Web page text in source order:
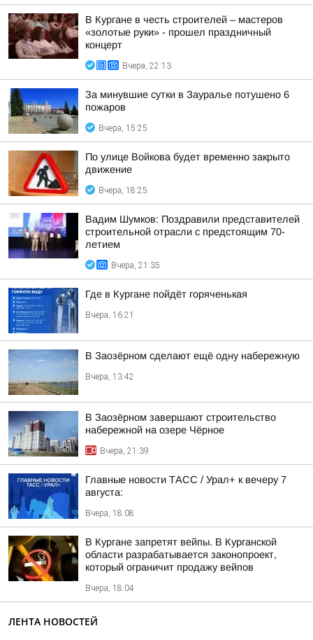
В Кургане в честь строителей – мастеров
«золотые руки» - прошел праздничный
концерт
Вчера, 22:13
За минувшие сутки в Зауралье потушено 6
пожаров
Вчера, 15:25
По улице Войкова будет временно закрыто
движение
Вчера, 18:25
Вадим Шумков: Поздравили представителей
строительной отрасли с предстоящим 70-
летием
Вчера, 21:35
Где в Кургане пойдёт горяченькая
Вчера, 16:21
В Заозёрном сделают ещё одну набережную
Вчера, 13:42
В Заозёрном завершают строительство
набережной на озере Чёрное
Вчера, 21:39
Главные новости ТАСС / Урал+ к вечеру 7
августа:
Вчера, 18:08
В Кургане запретят вейпы. В Курганской
области разрабатывается законопроект,
который ограничит продажу вейпов
Вчера, 18:04
ЛЕНТА НОВОСТЕЙ